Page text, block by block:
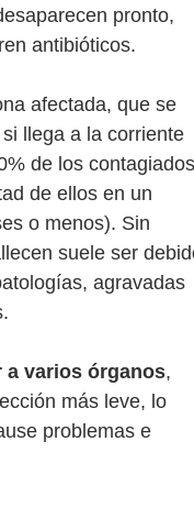
pronto,
antibióticos.
afectada, que se
llega a la corriente
de los contagiados
de ellos en un
o menos). Sin
suele ser
agravadas
a varios órganos,
más leve, lo
problemas e